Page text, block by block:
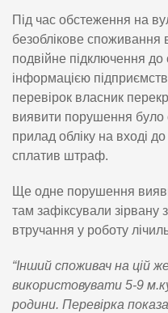
Під час обстеження на
безоблікове споживання
подвійне підключення
інформацією
перевірок власник
виявити порушення було
прилад обліку на вході
сплатив штраф.
Ще одне порушення
там зафіксували зірвану
втручання у роботу
“Інший споживач на цій
використовувати 5-9
родини. Перевірка